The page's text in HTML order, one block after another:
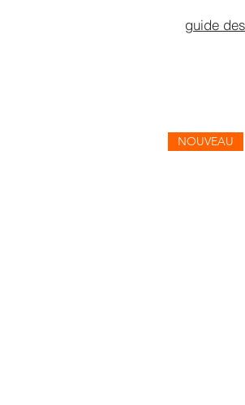
guide
NOUVEAU